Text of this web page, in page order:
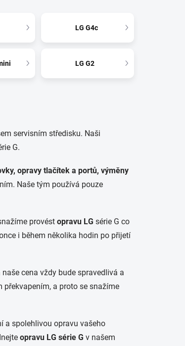
LG G4c
LG G2
servisním středisku. Naši
G.
opravy tlačítek a portů, výměny
Naše tým používá pouze
provést opravu LG série G co
i během několika hodin po přijetí
cena vždy bude spravedlivá a
a proto se snažíme
a spolehlivou opravu vašeho
opravu LG série G v našem